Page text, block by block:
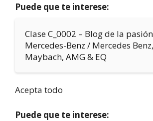
Puede que te interese:
Clase C_0002 – Blog de la
Mercedes-Benz / Mercedes
Maybach, AMG & EQ
Acepta todo
Puede que te interese: